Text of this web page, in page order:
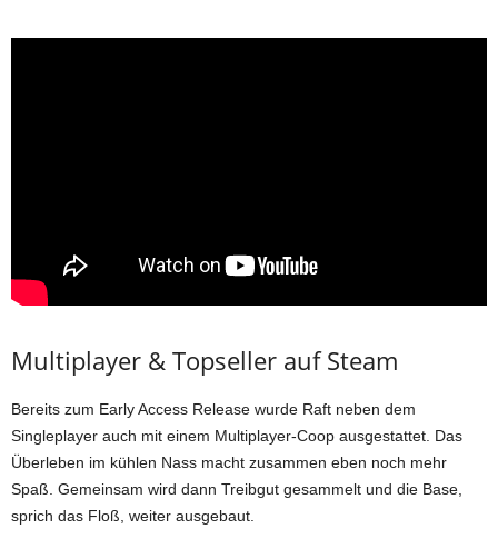
Multiplayer & Topseller auf Steam
Bereits zum Early Access Release wurde Raft neben dem
Singleplayer auch mit einem Multiplayer-Coop ausgestattet. Das
Überleben im kühlen Nass macht zusammen eben noch mehr
Spaß. Gemeinsam wird dann Treibgut gesammelt und die Base,
sprich das Floß, weiter ausgebaut.